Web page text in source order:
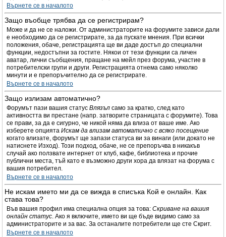
Върнете се в началото
Защо въобще трябва да се регистрирам?
Може и да не се наложи. От администраторите на форумите зависи дали
е необходимо да се регистрирате, за да пускате мнения. При всички
положения, обаче, регистрацията ще ви даде достъп до специални
функции, недостъпни за гостите. Някои от тези функции са личен
аватар, лични съобщения, пращане на мейл през форума, участие в
потребителски групи и други. Регистрацията отнема само няколко
минути и е препоръчително да се регистрирате.
Върнете се в началото
Защо излизам автоматично?
Форумът пази вашия статус Влязъл само за кратко, след като
активността ви престане (напр. затворите страницата с форумите). Това
се прави, за да е сигурно, че никой няма да влиза от ваше име. Ако
изберете опцията Искам да влизам автоматично с всяко посещение
когато влизате, форумът ще запази статуса ви за винаги (или докато не
натиснете Изход). Този подход, обаче, не се препоръчва в никакъв
случай ако ползвате интернет от клуб, кафе, библиотека и прочие
публични места, тъй като е възможно други хора да влязат на форума с
вашия потребител.
Върнете се в началото
Не искам името ми да се вижда в списъка Кой е онлайн. Как
става това?
Във вашия профил има специална опция за това: Скриване на вашия
онлайн статус. Ако я включите, името ви ще бъде видимо само за
администраторите и за вас. За останалите потребители ще сте Скрит.
Върнете се в началото